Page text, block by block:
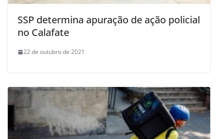
SSP determina apuração de ação policial
no Calafate
22 de outubro de 2021